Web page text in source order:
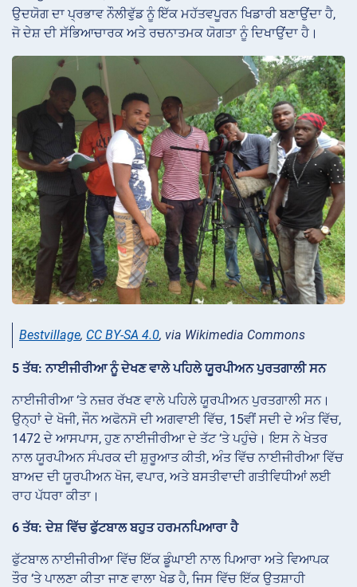
ਉਦਯੋਗ ਦਾ ਪ੍ਰਭਾਵ ਨੌਲੀਵੁੱਡ ਨੂੰ ਇੱਕ ਮਹੱਤਵਪੂਰਨ ਖਿਡਾਰੀ ਬਣਾਉਂਦਾ ਹੈ,
ਜੋ ਦੇਸ਼ ਦੀ ਸੱਭਿਆਚਾਰਕ ਅਤੇ ਰਚਨਾਤਮਕ ਯੋਗਤਾ ਨੂੰ ਦਿਖਾਉਂਦਾ ਹੈ।
Bestvillage, CC BY-SA 4.0, via Wikimedia Commons
5 ਤੱਥ: ਨਾਈਜੀਰੀਆ ਨੂੰ ਦੇਖਣ ਵਾਲੇ ਪਹਿਲੇ ਯੂਰਪੀਅਨ ਪੁਰਤਗਾਲੀ ਸਨ
ਨਾਈਜੀਰੀਆ ‘ਤੇ ਨਜ਼ਰ ਰੱਖਣ ਵਾਲੇ ਪਹਿਲੇ ਯੂਰਪੀਅਨ ਪੁਰਤਗਾਲੀ ਸਨ।
ਉਨ੍ਹਾਂ ਦੇ ਖੋਜੀ, ਜੌਨ ਅਫੋਨਸੋ ਦੀ ਅਗਵਾਈ ਵਿੱਚ, 15ਵੀਂ ਸਦੀ ਦੇ ਅੰਤ ਵਿੱਚ,
1472 ਦੇ ਆਸਪਾਸ, ਹੁਣ ਨਾਈਜੀਰੀਆ ਦੇ ਤੱਟ ‘ਤੇ ਪਹੁੰਚੇ। ਇਸ ਨੇ ਖੇਤਰ
ਨਾਲ ਯੂਰਪੀਅਨ ਸੰਪਰਕ ਦੀ ਸ਼ੁਰੂਆਤ ਕੀਤੀ, ਅੰਤ ਵਿੱਚ ਨਾਈਜੀਰੀਆ ਵਿੱਚ
ਬਾਅਦ ਦੀ ਯੂਰਪੀਅਨ ਖੋਜ, ਵਪਾਰ, ਅਤੇ ਬਸਤੀਵਾਦੀ ਗਤੀਵਿਧੀਆਂ ਲਈ
ਰਾਹ ਪੱਧਰਾ ਕੀਤਾ।
6 ਤੱਥ: ਦੇਸ਼ ਵਿੱਚ ਫੁੱਟਬਾਲ ਬਹੁਤ ਹਰਮਨਪਿਆਰਾ ਹੈ
ਫੁੱਟਬਾਲ ਨਾਈਜੀਰੀਆ ਵਿੱਚ ਇੱਕ ਡੂੰਘਾਈ ਨਾਲ ਪਿਆਰਾ ਅਤੇ ਵਿਆਪਕ
ਤੌਰ ‘ਤੇ ਪਾਲਣਾ ਕੀਤਾ ਜਾਣ ਵਾਲਾ ਖੇਡ ਹੈ, ਜਿਸ ਵਿੱਚ ਇੱਕ ਉਤਸ਼ਾਹੀ